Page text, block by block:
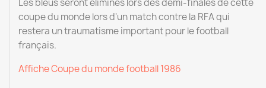
Les bleus seront éliminés lors des demi-finales de cette
coupe du monde lors d'un match contre la RFA qui
restera un traumatisme important pour le football
français.
Affiche Coupe du monde football 1986